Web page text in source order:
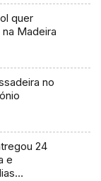
quer
Madeira
no
24
e